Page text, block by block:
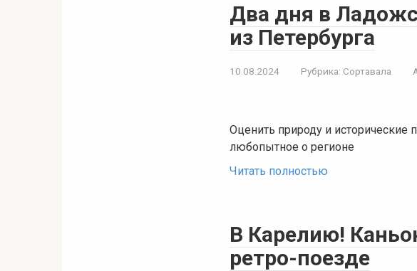
Два дня в
из Петербурга
10.08.2024 Рубрика: Сортавала
Оценить природу и исторические
любопытное о регионе
Читать полностью
В Карелию!
ретро-поезде